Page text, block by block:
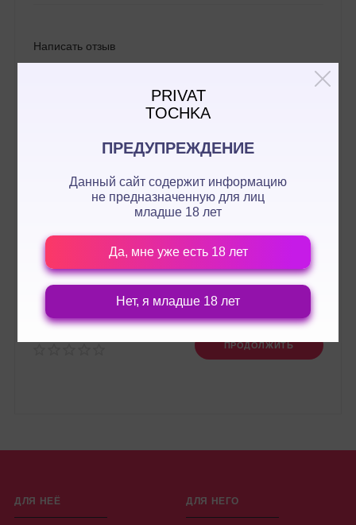
PRIVAT
TOCHKA
ПРЕДУПРЕЖДЕНИЕ
Данный сайт содержит информацию
не предназначенную для лиц
младше 18 лет
Да, мне уже есть 18 лет
Нет, я младше 18 лет
Написать отзыв
ПРОДОЛЖИТЬ
ДЛЯ НЕЁ ДЛЯ НЕГО